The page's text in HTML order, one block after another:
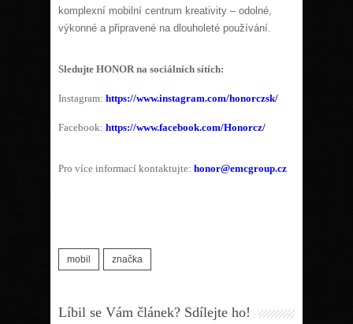
komplexní mobilní centrum kreativity – odolné,
výkonné a připravené na dlouholeté používání.
Sledujte HONOR na sociálních sítích:
Instagram: https://www.instagram.com/honorczsk/
Facebook: https://www.facebook.com/Honorcz/
Pro více informací kontaktujte: honor@emcgroup.cz
mobil značka
Líbil se Vám článek? Sdílejte ho!